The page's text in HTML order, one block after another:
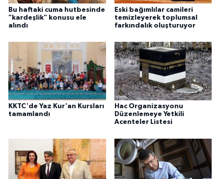
Bu haftaki cuma hutbesinde
"kardeşlik" konusu ele
alındı
Eski bağımlılar camileri
temizleyerek toplumsal
farkındalık oluşturuyor
KKTC'de Yaz Kur'an Kursları
tamamlandı
Hac Organizasyonu
Düzenlemeye Yetkili
Acenteler Listesi